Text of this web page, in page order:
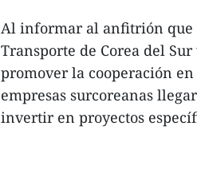
Al informar al anfitrión
Transporte de Corea del
promover la cooperación
empresas surcoreanas
invertir en proyectos